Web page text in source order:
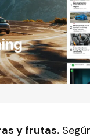
y frutas.